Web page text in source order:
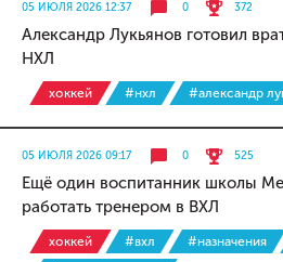
05 ИЮЛЯ 2026 12:37 0 372
Александр Лукьянов готовил
НХЛ
хоккей #нхл #александр
05 ИЮЛЯ 2026 09:17 0 525
Ещё один воспитанник школы
работать тренером в ВХЛ
хоккей #вхл #назначения